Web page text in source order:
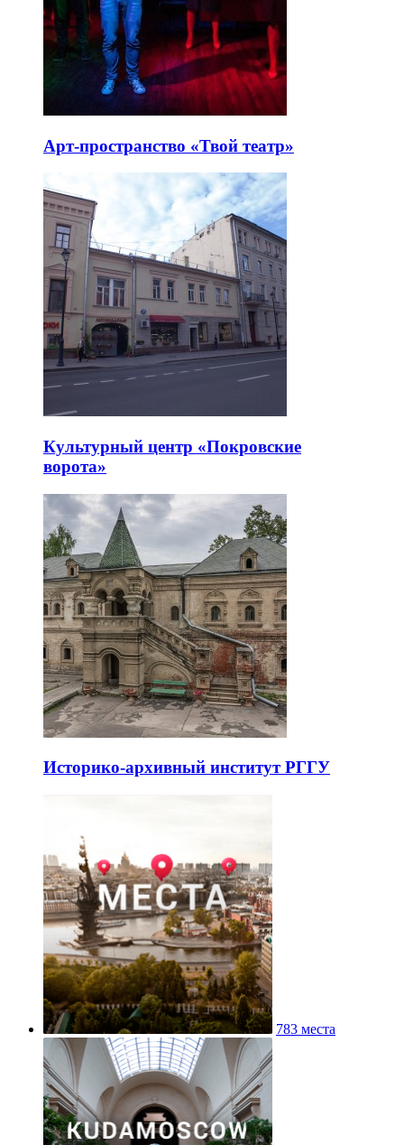
Арт-пространство «Твой театр»
Культурный центр «Покровские
ворота»
Историко-архивный институт РГГУ
783 места